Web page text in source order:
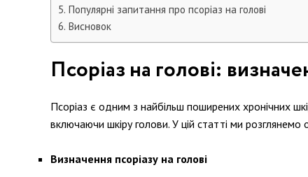
Популярні запитання про псоріаз на голові
Висновок
Псоріаз на голові:
Псоріаз є одним з найбільш поширених хронічних
включаючи шкіру голови. У цій статті ми розглянемо
Визначення псоріазу на голові